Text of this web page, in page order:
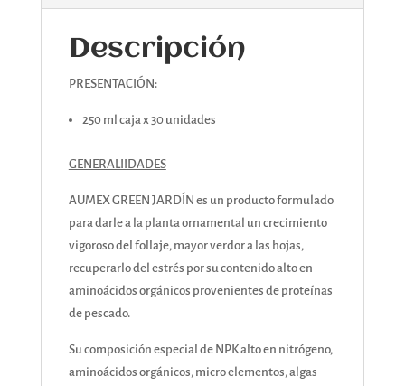
Descripción
PRESENTACIÓN:
250 ml caja x 30 unidades
GENERALIIDADES
AUMEX GREEN JARDÍN es un producto formulado
para darle a la planta ornamental un crecimiento
vigoroso del follaje, mayor verdor a las hojas,
recuperarlo del estrés por su contenido alto en
aminoácidos orgánicos provenientes de proteínas
de pescado.
Su composición especial de NPK alto en nitrógeno,
aminoácidos orgánicos, micro elementos, algas